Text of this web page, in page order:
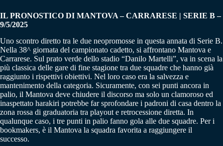
IL PRONOSTICO DI MANTOVA – CARRARESE | SERIE B –
9/5/2025
Uno scontro diretto tra le due neopromosse in questa annata di Serie B.
Nella 38^ giornata del campionato cadetto, si affrontano Mantova e
Carrarese. Sul prato verde dello stadio “Danilo Martelli”, va in scena la
più classica delle gare di fine stagione tra due squadre che hanno già
raggiunto i rispettivi obiettivi. Nel loro caso era la salvezza e
mantenimento della categoria. Sicuramente, con sei punti ancora in
palio, il Mantova deve chiudere il discorso ma solo un clamoroso ed
inaspettato harakiri potrebbe far sprofondare i padroni di casa dentro la
zona rossa di graduatoria tra playout e retrocessione diretta. In
qualunque caso, i tre punti in palio fanno gola alle due squadre. Per i
bookmakers, è il Mantova la squadra favorita a raggiungere il
successo.